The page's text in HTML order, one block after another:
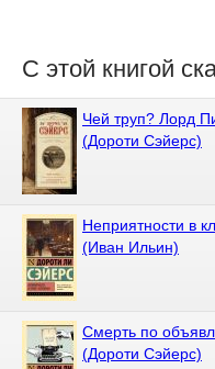
С этой книгой
Чей труп? Лорд
(Дороти Сэйерс)
Неприятности в
(Иван Ильин)
Смерть по
(Дороти Сэйерс)